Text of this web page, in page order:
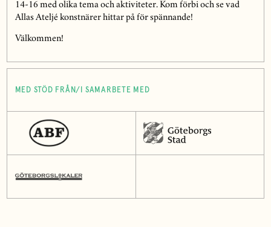
14-16 med olika tema och aktiviteter. Kom förbi och se vad
Allas Ateljé konstnärer hittar på för spännande!
Välkommen!
MED STÖD FRÅN/I SAMARBETE MED